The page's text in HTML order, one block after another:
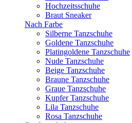
Hochzeitsschuhe
Braut Sneaker
Nach Farbe
Silberne Tanzschuhe
Goldene Tanzschuhe
Platingoldene Tanzschuhe
Nude Tanzschuhe
Beige Tanzschuhe
Braune Tanzschuhe
Graue Tanzschuhe
Kupfer Tanzschuhe
Lila Tanzschuhe
Rosa Tanzschuhe